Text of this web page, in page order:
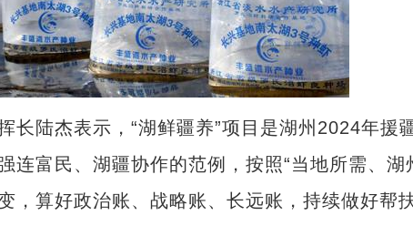
陆杰表示，“湖鲜疆养”项目是湖州2024年援
连富民、湖疆协作的范例，按照“当地所需、湖
，算好政治账、战略账、长远账，持续做好帮
新疆南部红枣采收加工